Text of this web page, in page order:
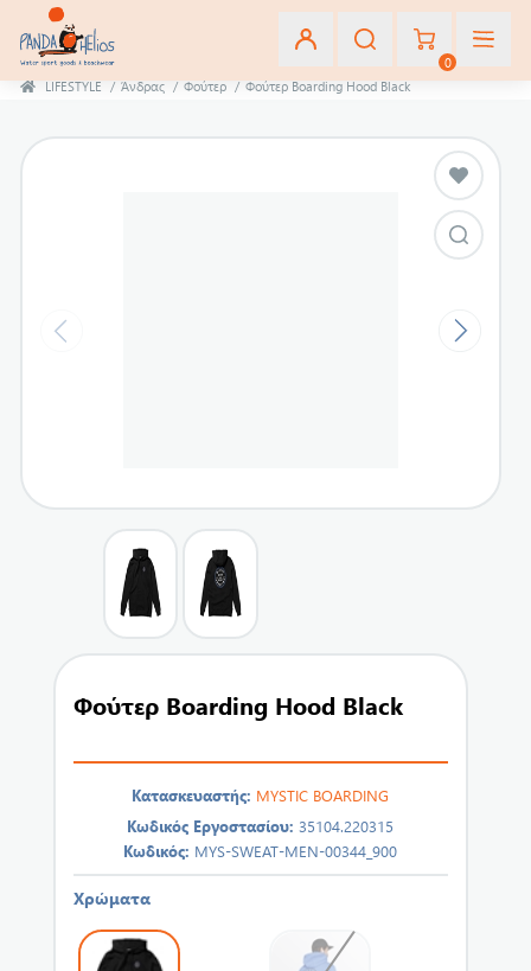
0
LIFESTYLE / Άνδρας / Φούτερ / Φούτερ Boarding Hood Black
Φούτερ Boarding Hood Black
Κατασκευαστής: MYSTIC BOARDING
Κωδικός Εργοστασίου: 35104.220315
Κωδικός: MYS-SWEAT-MEN-00344_900
Χρώματα